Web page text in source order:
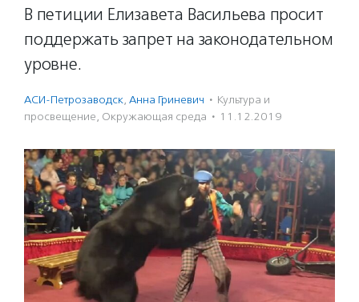
В петиции Елизавета Васильева просит
поддержать запрет на законодательном
уровне.
АСИ-Петрозаводск, Анна Гриневич · Культура и
просвещение, Окружающая среда · 11.12.2019